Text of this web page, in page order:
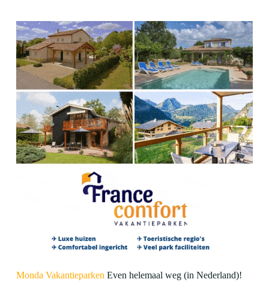
Monda Vakantieparken Even helemaal weg (in Nederland)!